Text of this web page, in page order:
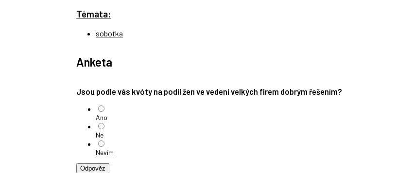
Témata:
sobotka
Anketa
Jsou podle vás kvóty na podíl žen ve vedení velkých firem dobrým řešením?
Ano
Ne
Nevím
Odpověz